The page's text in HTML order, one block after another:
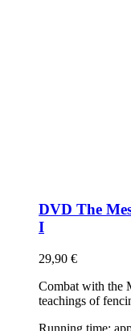
DVD The
I
29,90 €
Combat with the
teachings of
Running time: